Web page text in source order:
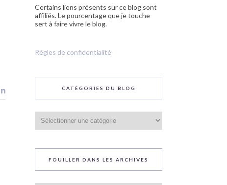
Certains liens présents sur ce blog sont
affiliés. Le pourcentage que je touche
sert à faire vivre le blog.
Règles de confidentialité
CATÉGORIES DU BLOG
du
blog
FOUILLER DANS LES ARCHIVES